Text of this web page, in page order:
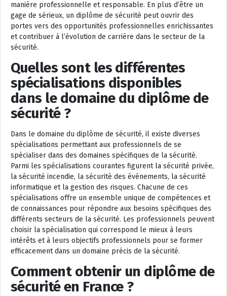
manière professionnelle et responsable. En plus d’être un
gage de sérieux, un diplôme de sécurité peut ouvrir des
portes vers des opportunités professionnelles enrichissantes
et contribuer à l’évolution de carrière dans le secteur de la
sécurité.
Quelles sont les différentes
spécialisations disponibles
dans le domaine du diplôme de
sécurité ?
Dans le domaine du diplôme de sécurité, il existe diverses
spécialisations permettant aux professionnels de se
spécialiser dans des domaines spécifiques de la sécurité.
Parmi les spécialisations courantes figurent la sécurité privée,
la sécurité incendie, la sécurité des événements, la sécurité
informatique et la gestion des risques. Chacune de ces
spécialisations offre un ensemble unique de compétences et
de connaissances pour répondre aux besoins spécifiques des
différents secteurs de la sécurité. Les professionnels peuvent
choisir la spécialisation qui correspond le mieux à leurs
intérêts et à leurs objectifs professionnels pour se former
efficacement dans un domaine précis de la sécurité.
Comment obtenir un diplôme de
sécurité en France ?